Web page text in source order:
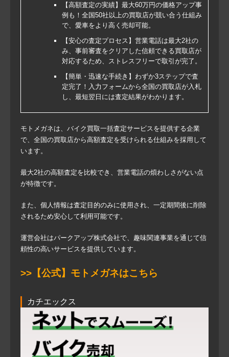
【高額査定の実績】最大60万円の価格アップ事
例も！全国50社以上の買取店が競い合う仕組み
で、愛車をより高く売却可能。
【安心の査定プロセス】営業電話は最大2社の
み、事前審査をクリアした信頼できる買取店が
対応するため、ストレスフリーで取引が完了。
【簡単・迅速な手続き】わずか3ステップで査
定完了！入力フォームから全国の買取店が入札
し、最短翌日には査定結果がわかります。
モトメガネは、バイク買取一括査定サービスを提供する企業
で、全国の買取店から高額査定を受けられる仕組みを採用して
います。
最大2社の高額査定を比較でき、営業電話の煩わしさがない点
が特徴です。
また、個人情報は査定目的のみに使用され、一定期間後に削除
されるため安心して利用可能です。
運営会社はパークアップ株式会社で、趣味関連事業を通じて信
頼性の高いサービスを提供しています。
>>【公式】モトメガネはこちら
カチエックス